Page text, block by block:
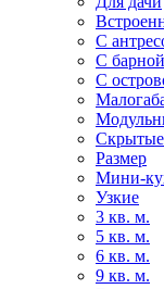
С
С
С
Размер
Мини-
Узкие
3 кв. м.
5 кв. м.
6 кв. м.
9 кв. м.